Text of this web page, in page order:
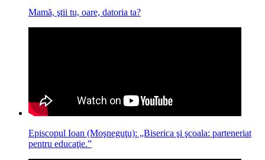
Mamă, ştii tu, oare, datoria ta?
Episcopul Ioan (Moşneguţu): „Biserica şi şcoala: parteneriat
pentru educaţie.”